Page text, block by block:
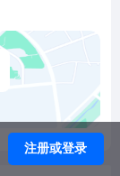
亿人民币，产
能微投行业领
投，36氪基
德、北京东资
注册或登录